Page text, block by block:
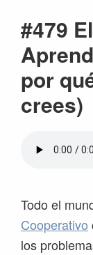
#479
por
crees)
Todo el
Cooperativo
los